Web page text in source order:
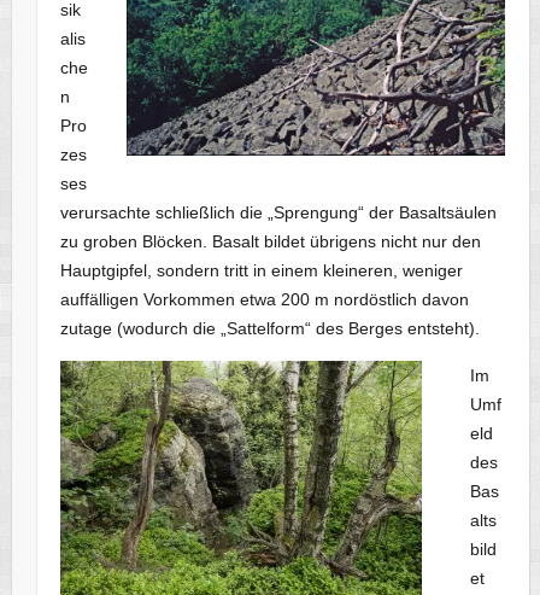
sik
alis
che
n
Pro
zes
ses
verursachte schließlich die „Sprengung“ der Basaltsäulen
zu groben Blöcken. Basalt bildet übrigens nicht nur den
Hauptgipfel, sondern tritt in einem kleineren, weniger
auffälligen Vorkommen etwa 200 m nordöstlich davon
zutage (wodurch die „Sattelform“ des Berges entsteht).
Im
Umf
eld
des
Bas
alts
bild
et